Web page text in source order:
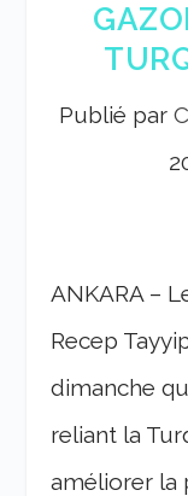
Publié par
ANKARA –
Recep
dimanche
reliant la
améliorer la